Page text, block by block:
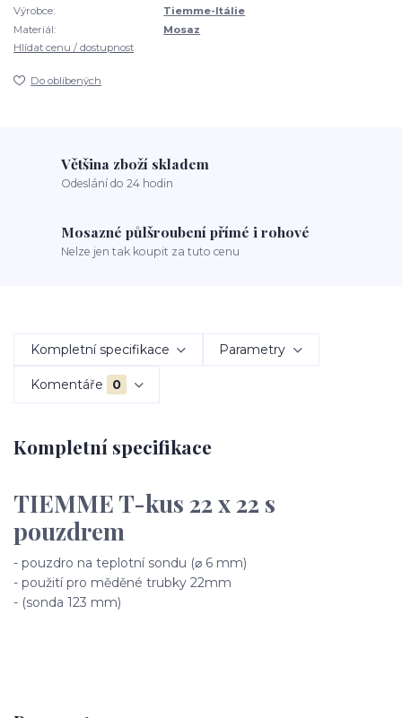
Výrobce:
Tiemme-Itálie
Materiál:
Mosaz
Hlídat cenu / dostupnost
Do oblíbených
Většina zboží skladem
Odeslání do 24 hodin
Mosazné půlšroubení přímé i rohové
Nelze jen tak koupit za tuto cenu
Kompletní specifikace Parametry
Komentáře 0
Kompletní specifikace
TIEMME T-kus 22 x 22 s
pouzdrem
- pouzdro na teplotní sondu (⌀ 6 mm)
- použití pro měděné trubky 22mm
- (sonda 123 mm)